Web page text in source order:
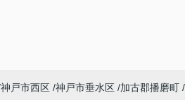
神戸市西区 神戸市垂水区 加古郡播磨町